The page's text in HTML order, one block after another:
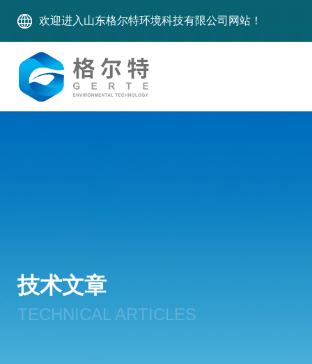
欢迎进入山东格尔特环境科技有限公司网站！
技术文章
TECHNICAL ARTICLES